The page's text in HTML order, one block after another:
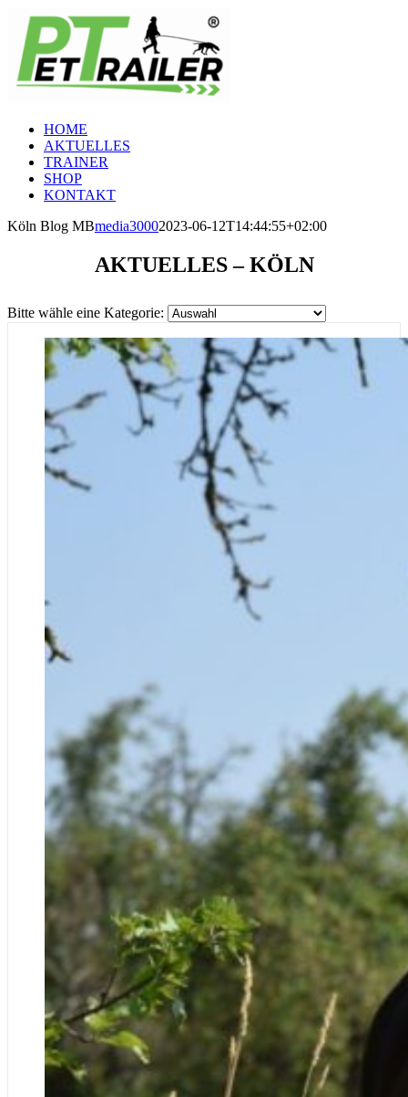
Zum
Inhalt
springen
HOME
AKTUELLES
TRAINER
SHOP
KONTAKT
Köln Blog MBmedia30002023-06-12T14:44:55+02:00
AKTUELLES – KÖLN
Bitte wähle eine Kategorie: